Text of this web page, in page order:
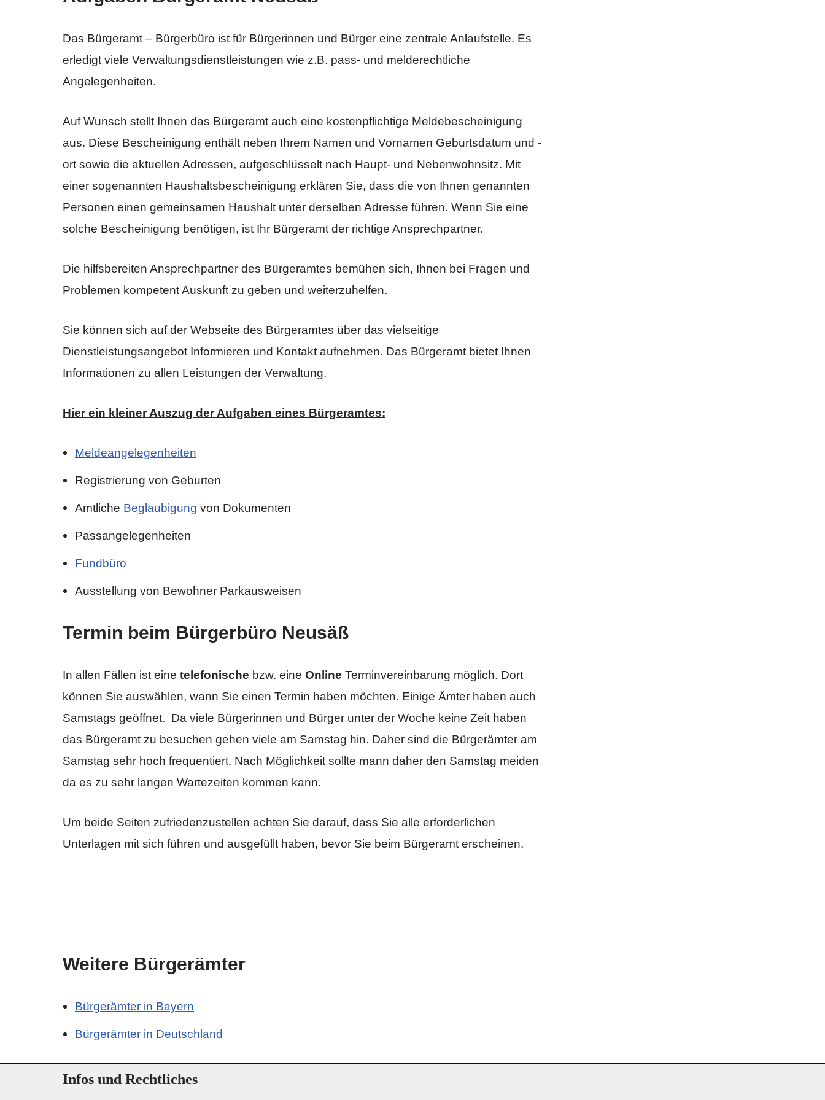
Das Bürgeramt – Bürgerbüro ist für Bürgerinnen und Bürger eine zentrale Anlaufstelle. Es
erledigt viele Verwaltungsdienstleistungen wie z.B. pass- und melderechtliche
Angelegenheiten.
Auf Wunsch stellt Ihnen das Bürgeramt auch eine kostenpflichtige Meldebescheinigung
aus. Diese Bescheinigung enthält neben Ihrem Namen und Vornamen Geburtsdatum und -
ort sowie die aktuellen Adressen, aufgeschlüsselt nach Haupt- und Nebenwohnsitz. Mit
einer sogenannten Haushaltsbescheinigung erklären Sie, dass die von Ihnen genannten
Personen einen gemeinsamen Haushalt unter derselben Adresse führen. Wenn Sie eine
solche Bescheinigung benötigen, ist Ihr Bürgeramt der richtige Ansprechpartner.
Die hilfsbereiten Ansprechpartner des Bürgeramtes bemühen sich, Ihnen bei Fragen und
Problemen kompetent Auskunft zu geben und weiterzuhelfen.
Sie können sich auf der Webseite des Bürgeramtes über das vielseitige
Dienstleistungsangebot Informieren und Kontakt aufnehmen. Das Bürgeramt bietet Ihnen
Informationen zu allen Leistungen der Verwaltung.
Hier ein kleiner Auszug der Aufgaben eines Bürgeramtes:
Meldeangelegenheiten
Registrierung von Geburten
Amtliche Beglaubigung von Dokumenten
Passangelegenheiten
Fundbüro
Ausstellung von Bewohner Parkausweisen
Termin beim Bürgerbüro Neusäß
In allen Fällen ist eine telefonische bzw. eine Online Terminvereinbarung möglich. Dort
können Sie auswählen, wann Sie einen Termin haben möchten. Einige Ämter haben auch
Samstags geöffnet. Da viele Bürgerinnen und Bürger unter der Woche keine Zeit haben
das Bürgeramt zu besuchen gehen viele am Samstag hin. Daher sind die Bürgerämter am
Samstag sehr hoch frequentiert. Nach Möglichkeit sollte mann daher den Samstag meiden
da es zu sehr langen Wartezeiten kommen kann.
Um beide Seiten zufriedenzustellen achten Sie darauf, dass Sie alle erforderlichen
Unterlagen mit sich führen und ausgefüllt haben, bevor Sie beim Bürgeramt erscheinen.
Weitere Bürgerämter
Bürgerämter in Bayern
Bürgerämter in Deutschland
Infos und Rechtliches